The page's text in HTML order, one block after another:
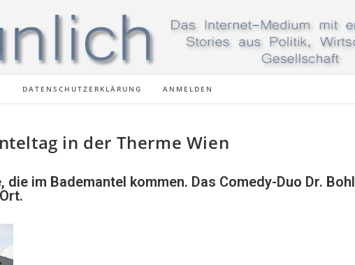
DATENSCHUTZERKLÄRUNG ANMELDEN
in der Therme Wien
im Bademantel kommen. Das Comedy-Duo Dr. Bohl